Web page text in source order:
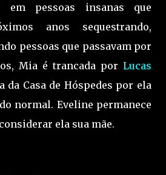
em pessoas insanas que
anos sequestrando,
pessoas que passavam por
Mia é trancada por Lucas
da Casa de Hóspedes por ela
normal. Eveline permanece
ela sua mãe.